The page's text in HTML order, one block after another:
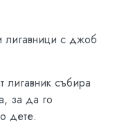
лигавници с джоб
лигавник събира
за да го
дете.